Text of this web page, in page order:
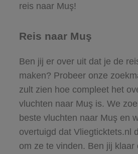
reis naar Muş!
Reis naar Muş
Ben jij er over uit dat je de
maken? Probeer onze
zult zien hoe compleet het
vluchten naar Muş is. We
beste vluchten naar Muş en
overtuigd dat Vliegticktets.nl
om ze te vinden. Ben jij klaar